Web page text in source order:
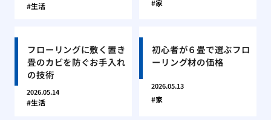
生活 家
フローリングに敷く置き
畳のカビを防ぐお手入れ
の技術
2026.05.14
生活
初心者が６畳で選ぶフロ
ーリング材の価格
2026.05.13
家